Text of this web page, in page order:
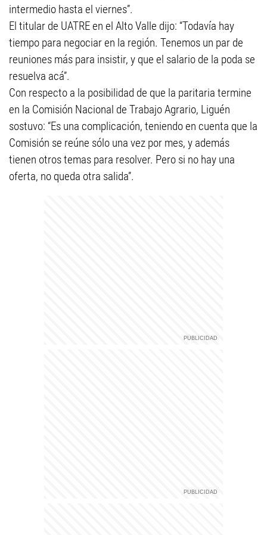
intermedio hasta el viernes”.
El titular de UATRE en el Alto Valle dijo: “Todavía hay
tiempo para negociar en la región. Tenemos un par de
reuniones más para insistir, y que el salario de la poda se
resuelva acá”.
Con respecto a la posibilidad de que la paritaria termine
en la Comisión Nacional de Trabajo Agrario, Liguén
sostuvo: “Es una complicación, teniendo en cuenta que la
Comisión se reúne sólo una vez por mes, y además
tienen otros temas para resolver. Pero si no hay una
oferta, no queda otra salida”.